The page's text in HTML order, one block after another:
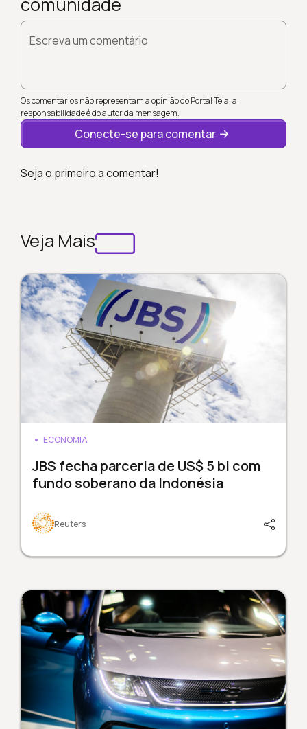
Escreva um comentário
Os comentários não representam a opinião do Portal Tela; a
responsabilidade é do autor da mensagem.
Conecte-se para comentar
Seja o primeiro a comentar!
Veja Mais
ECONOMIA
JBS fecha parceria de US$ 5 bi com
fundo soberano da Indonésia
Reuters